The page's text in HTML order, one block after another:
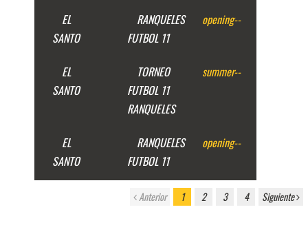
EL
SANTO
RANQUELES
FUTBOL 11
opening--
EL
SANTO
TORNEO
FUTBOL 11
RANQUELES
summer--
EL
SANTO
RANQUELES
FUTBOL 11
opening--
Anterior 1 2 3 4 Siguiente